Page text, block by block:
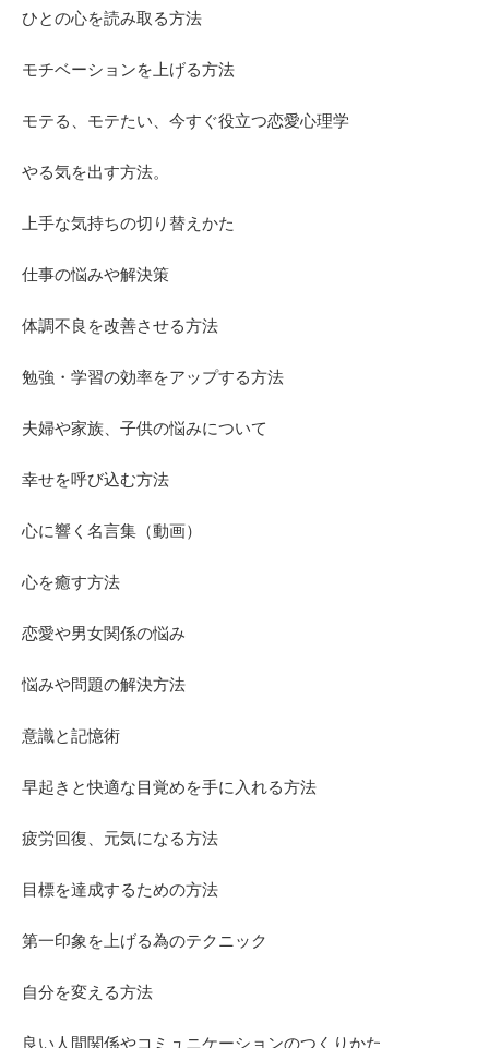
ひとの心を読み取る方法
モチベーションを上げる方法
モテる、モテたい、今すぐ役立つ恋愛心理学
やる気を出す方法。
上手な気持ちの切り替えかた
仕事の悩みや解決策
体調不良を改善させる方法
勉強・学習の効率をアップする方法
夫婦や家族、子供の悩みについて
幸せを呼び込む方法
心に響く名言集（動画）
心を癒す方法
恋愛や男女関係の悩み
悩みや問題の解決方法
意識と記憶術
早起きと快適な目覚めを手に入れる方法
疲労回復、元気になる方法
目標を達成するための方法
第一印象を上げる為のテクニック
自分を変える方法
良い人間関係やコミュニケーションのつくりかた